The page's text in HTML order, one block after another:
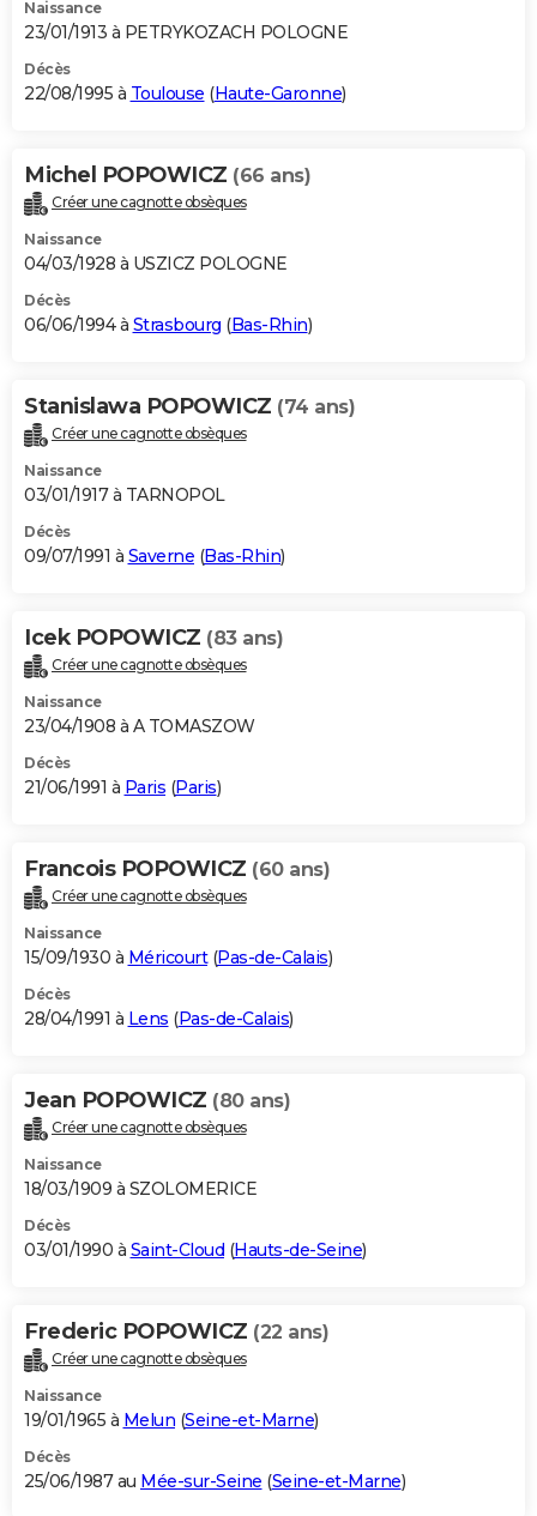
Naissance
23/01/1913 à PETRYKOZACH POLOGNE
Décès
22/08/1995 à Toulouse (Haute-Garonne)
Michel POPOWICZ (66 ans)
Créer une cagnotte obsèques
Naissance
04/03/1928 à USZICZ POLOGNE
Décès
06/06/1994 à Strasbourg (Bas-Rhin)
Stanislawa POPOWICZ (74 ans)
Créer une cagnotte obsèques
Naissance
03/01/1917 à TARNOPOL
Décès
09/07/1991 à Saverne (Bas-Rhin)
Icek POPOWICZ (83 ans)
Créer une cagnotte obsèques
Naissance
23/04/1908 à A TOMASZOW
Décès
21/06/1991 à Paris (Paris)
Francois POPOWICZ (60 ans)
Créer une cagnotte obsèques
Naissance
15/09/1930 à Méricourt(Pas-de-Calais)
Décès
28/04/1991 à Lens (Pas-de-Calais)
Jean POPOWICZ (80 ans)
Créer une cagnotte obsèques
Naissance
18/03/1909 à SZOLOMERICE
Décès
03/01/1990 à Saint-Cloud (Hauts-de-Seine)
Frederic POPOWICZ (22 ans)
Créer une cagnotte obsèques
Naissance
19/01/1965 à Melun (Seine-et-Marne)
Décès
25/06/1987 au Mée-sur-Seine (Seine-et-Marne)